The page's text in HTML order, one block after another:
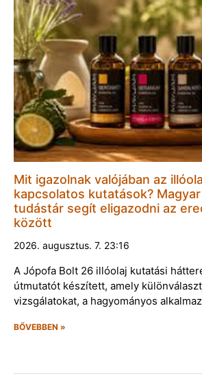
Mit igazolnak valójában az
kapcsolatos kutatások?
tudástár segít eligazodni az
között
2026. augusztus. 7. 23:16
A Jópofa Bolt 26 illóolaj kutatási
útmutatót készített, amely
vizsgálatokat, a hagyományos
BŐVEBBEN »